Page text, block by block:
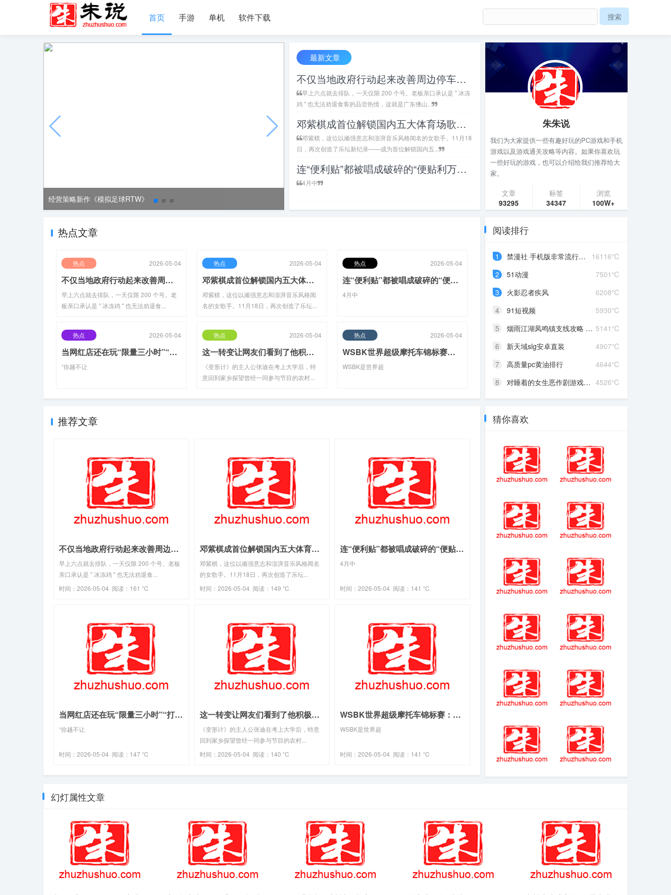
首页 手游 单机 软件下载
经营策略新作《模拟足球RTW》
最新文章
不仅当地政府行动起来改善周边停车场、卫生间等配套设施(2026-04-18热点)
早上六点就去排队，一天仅限 200 个号。老板亲口承认是 " 冰冻
鸡 " 也无法劝退食客的品尝热情，这就是广东佛山...
邓紫棋成首位解锁国内五大体育场歌手：从说话不清楚到铁肺歌后的坎坷征途(2026-04-18热点)
邓紫棋，这位以顽强意志和澎湃音乐风格闻名的女歌手。11月18
日，再次创造了乐坛新纪录——成为首位解锁国内五...
连“便利贴”都被唱成破碎的“便贴利万万”(2026-04-22热点)
4月中
朱朱说
我们为大家提供一些有趣好玩的PC游戏和手机
游戏以及游戏通关攻略等内容。如果你喜欢玩
一些好玩的游戏，也可以介绍给我们推荐给大
家。
文章
93295
标签
34347
浏览
100W+
热点文章
热点 2026-05-04
不仅当地政府行动起来改善周边停车场、卫生间等配套设施(2026-04-18热点)
早上六点就去排队，一天仅限 200 个号。老
板亲口承认是 " 冰冻鸡 " 也无法劝退食...
热点 2026-05-04
邓紫棋成首位解锁国内五大体育场歌手：从说话不清楚到铁肺歌后的坎坷征途(2026-04-18热点)
邓紫棋，这位以顽强意志和澎湃音乐风格闻
名的女歌手。11月18日，再次创造了乐坛...
热点 2026-05-04
连“便利贴”都被唱成破碎的“便贴利万万”(2026-04-22热点)
4月中
热点 2026-05-04
当网红店还在玩“限量三小时”“打卡发圈免单”的饥饿营销时(2026-04-18热点)
“你越不让
热点 2026-05-04
这一转变让网友们看到了他积极向上、努力进取的一面(2026-04-20热点)
《变形计》的主人公张迪在考上大学后，特
意回到家乡探望曾经一同参与节目的农村...
热点 2026-05-04
WSBK世界超级摩托车锦标赛：2026赛季规则与组别全解析(2026-04-20热点)
WSBK是世界超
阅读排行
16116℃
1
禁漫社 手机版非常流行的漫...
7501℃
2
51动漫
6208℃
3
火影忍者疾风
5930℃
4
91短视频
5141℃
5
烟雨江湖凤鸣镇支线攻略 凤...
4907℃
6
新天域slg安卓直装
4644℃
7
高质量pc黄油排行
4526℃
8 对睡着的女生恶作剧游戏攻...
推荐文章
不仅当地政府行动起来改善周边停车场、卫生间等配套设施(2026-04-18热点)
早上六点就去排队，一天仅限 200 个号。老板
亲口承认是 " 冰冻鸡 " 也无法劝退食...
时间：2026-05-04 阅读：161 ℃
邓紫棋成首位解锁国内五大体育场歌手：从说话不清楚到铁肺歌后的坎坷征途(2026-04-18热点)
邓紫棋，这位以顽强意志和澎湃音乐风格闻名
的女歌手。11月18日，再次创造了乐坛...
时间：2026-05-04 阅读：149 ℃
连“便利贴”都被唱成破碎的“便贴利万万”(2026-04-22热点)
4月中
时间：2026-05-04 阅读：141 ℃
当网红店还在玩“限量三小时”“打卡发圈免单”的饥饿营销时(2026-04-18热点)
“你越不让
时间：2026-05-04 阅读：147 ℃
这一转变让网友们看到了他积极向上、努力进取的一面(2026-04-20热点)
《变形计》的主人公张迪在考上大学后，特意
回到家乡探望曾经一同参与节目的农村...
时间：2026-05-04 阅读：140 ℃
WSBK世界超级摩托车锦标赛：2026赛季规则与组别全解析(2026-04-20热点)
WSBK是世界超
时间：2026-05-04 阅读：141 ℃
猜你喜欢
完结了吗
奇
破坏神
的追随者位置
点)-周杰伦林书豪
跨界组队，退役
转战网球场温布
尔登梦想启程
点)-原创《再见爱
人5》常驻名单曝
光，吴倩孙怡加
盟，三对夫妻已
在录制中
点)-原创汪海林连
发博文痛批赵丽
颖演技：演得不
好，再多人控评
也没用！
佳列表
幻灯属性文章